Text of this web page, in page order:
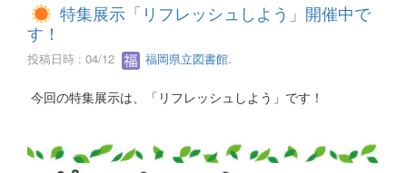
特集展示「リフレッシュしよう」開催中で
す！
投稿日時 : 04/12 福岡県立図書館.
今回の特集展示は、「リフレッシュしよう」です！